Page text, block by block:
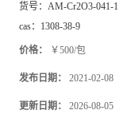
货号： AM-Cr2O3-041-1
cas： 1308-38-9
价格： ￥500/包
发布日期： 2021-02-08
更新日期： 2026-08-05